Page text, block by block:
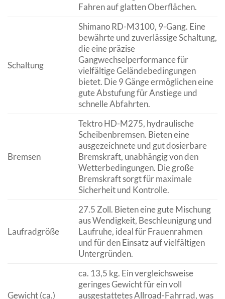
Fahren auf glatten Oberflächen.
Schaltung
Shimano RD-M3100, 9-Gang. Eine
bewährte und zuverlässige Schaltung,
die eine präzise
Gangwechselperformance für
vielfältige Geländebedingungen
bietet. Die 9 Gänge ermöglichen eine
gute Abstufung für Anstiege und
schnelle Abfahrten.
Bremsen
Tektro HD-M275, hydraulische
Scheibenbremsen. Bieten eine
ausgezeichnete und gut dosierbare
Bremskraft, unabhängig von den
Wetterbedingungen. Die große
Bremskraft sorgt für maximale
Sicherheit und Kontrolle.
Laufradgröße
27.5 Zoll. Bieten eine gute Mischung
aus Wendigkeit, Beschleunigung und
Laufruhe, ideal für Frauenrahmen
und für den Einsatz auf vielfältigen
Untergründen.
Gewicht (ca.)
ca. 13,5 kg. Ein vergleichsweise
geringes Gewicht für ein voll
ausgestattetes Allroad-Fahrrad, was